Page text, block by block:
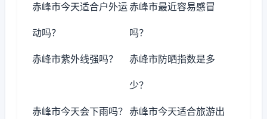
赤峰市今天适合户外运
动吗？
赤峰市最近容易感冒
吗？
赤峰市紫外线强吗？ 赤峰市防晒指数是多
少？
赤峰市今天会下雨吗？ 赤峰市今天适合旅游出